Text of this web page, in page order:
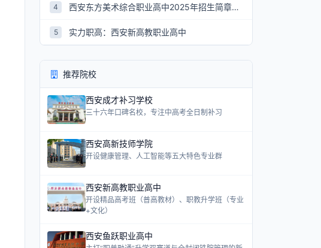
4 西安东方美术综合职业高中2025年招生简章：艺术升学新航道
5 实力职高：西安新高教职业高中
推荐院校
西安成才补习学校
三十六年口碑名校，专注中高考全日制补习
西安高新技师学院
开设健康管理、人工智能等五大特色专业群
西安新高教职业高中
开设精品高考班（普高教材）、职教升学班（专业
+文化）
西安鱼跃职业高中